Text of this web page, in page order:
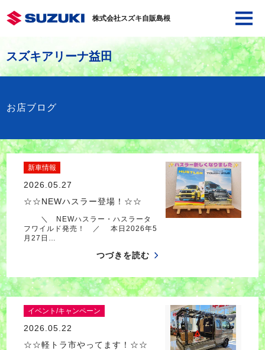
株式会社スズキ自販島根
スズキアリーナ益田
お店ブログ
新車情報
2026.05.27
☆☆NEWハスラー登場！☆☆
＼ NEWハスラー・ハスラータ
フワイルド発売！ ／ 本日2026年5
月27日…
つづきを読む
イベント/キャンペーン
2026.05.22
☆☆軽トラ市やってます！☆☆